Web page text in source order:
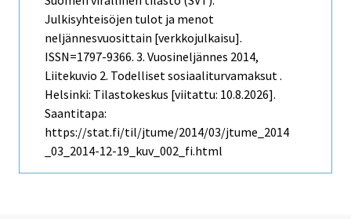
Julkisyhteisöjen tulot ja menot
neljännesvuosittain [verkkojulkaisu].
ISSN=1797-9366. 3. Vuosineljännes 2014,
Liitekuvio 2. Todelliset sosiaaliturvamaksut .
Helsinki: Tilastokeskus [viitattu: 10.8.2026].
Saantitapa:
https://stat.fi/til/jtume/2014/03/jtume_2014
_03_2014-12-19_kuv_002_fi.html